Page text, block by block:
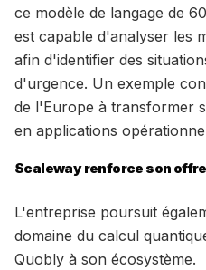
ce modèle de langage de
est capable d'analyser les
afin d'identifier des
d'urgence. Un exemple
de l'Europe à transformer
en applications
Scaleway renforce son
L'entreprise poursuit
domaine du calcul
Quobly à son écosystème.